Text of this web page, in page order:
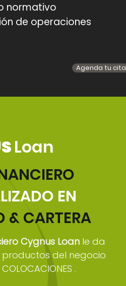
normativo
de operaciones
Agenda tu cita
EN
& CARTERA
Loan
Cygnus Loan le da
del negocio
.